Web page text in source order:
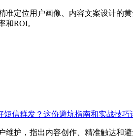
准定位用户画像、内容文案设计的
和ROI。
短信群发？这份避坑指南和实战技巧
维护，指出内容创作、精准触达和